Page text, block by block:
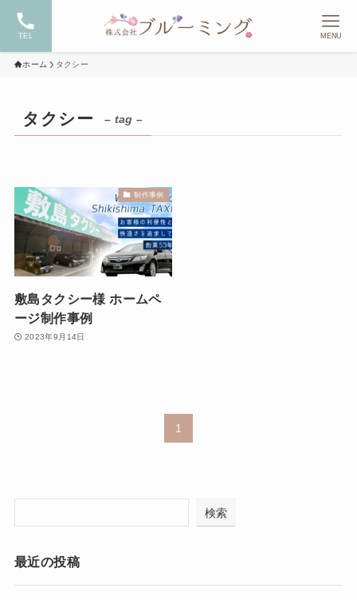
TEL MENU
ホーム タクシー
タクシー – tag –
制作事例
敷島タクシー様 ホームペ
ージ制作事例
2023年9月14日
1
検索
最近の投稿